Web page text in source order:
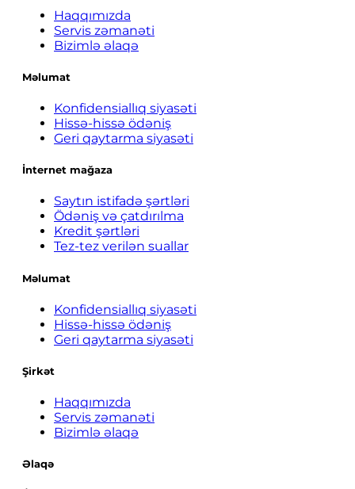
Haqqımızda
Servis zəmanəti
Bizimlə əlaqə
Məlumat
Konfidensiallıq siyasəti
Hissə-hissə ödəniş
Geri qaytarma siyasəti
İnternet mağaza
Saytın istifadə şərtləri
Ödəniş və çatdırılma
Kredit şərtləri
Tez-tez verilən suallar
Məlumat
Konfidensiallıq siyasəti
Hissə-hissə ödəniş
Geri qaytarma siyasəti
Şirkət
Haqqımızda
Servis zəmanəti
Bizimlə əlaqə
Əlaqə